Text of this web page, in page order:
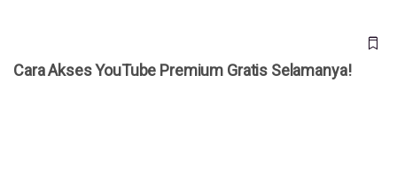
Cara Akses YouTube Premium Gratis Selamanya!